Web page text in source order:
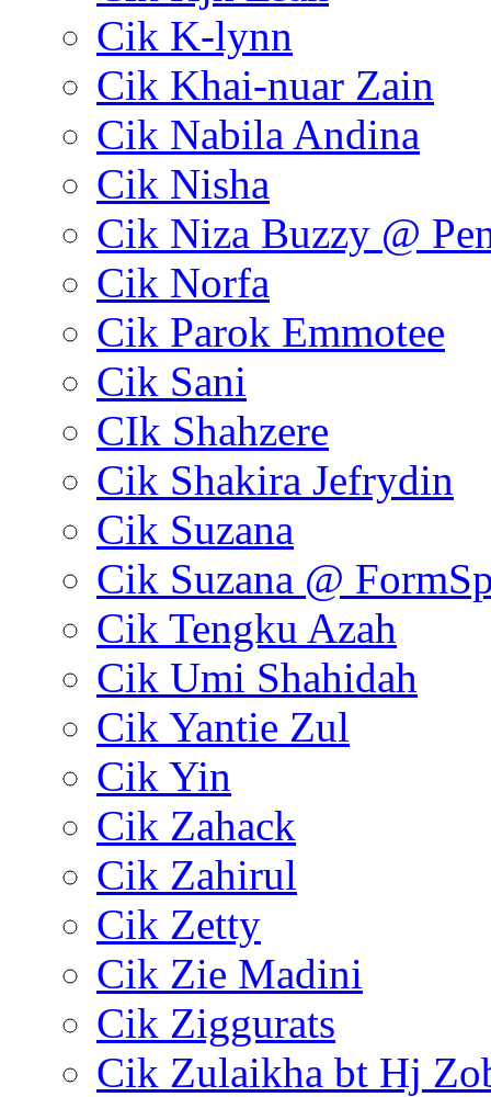
Cik K-lynn
Cik Khai-nuar Zain
Cik Nabila Andina
Cik Nisha
Cik Niza Buzzy @
Cik Norfa
Cik Parok Emmotee
Cik Sani
CIk Shahzere
Cik Shakira Jefrydin
Cik Suzana
Cik Suzana @
Cik Tengku Azah
Cik Umi Shahidah
Cik Yantie Zul
Cik Yin
Cik Zahack
Cik Zahirul
Cik Zetty
Cik Zie Madini
Cik Ziggurats
Cik Zulaikha bt Hj